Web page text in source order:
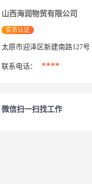
山西海润物贸有限公司
实名认证
太原市迎泽区新建南路127号
联系电话： ****
微信扫一扫找工作